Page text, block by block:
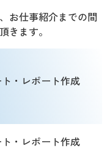
お仕事紹介までの間
きます。
・レポート作成
・レポート作成